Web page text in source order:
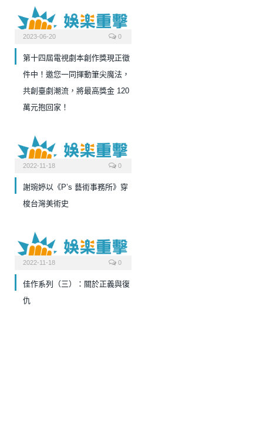
2023-06-20 0
第十四屆電視劇本創作獎現正徵
件中！邀您一同揮動筆尖魔法，
共創臺劇潮流，將最高獎金 120
萬元抱回家！
2022-11-18 0
謝琬婷以《P’s 藝術事務所》穿
梭台灣美術史
2022-11-18 0
佳作系列（三）：關於正義與復
仇